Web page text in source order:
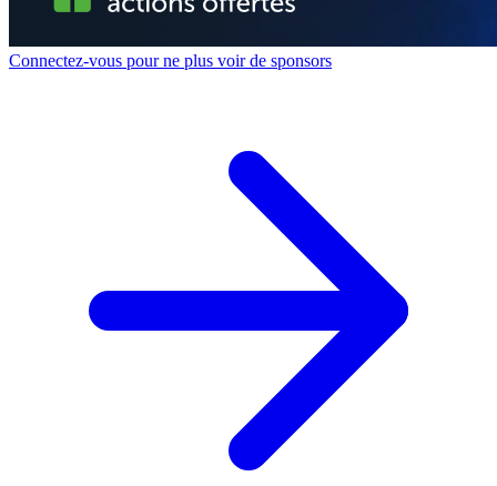
Connectez-vous pour ne plus voir de sponsors